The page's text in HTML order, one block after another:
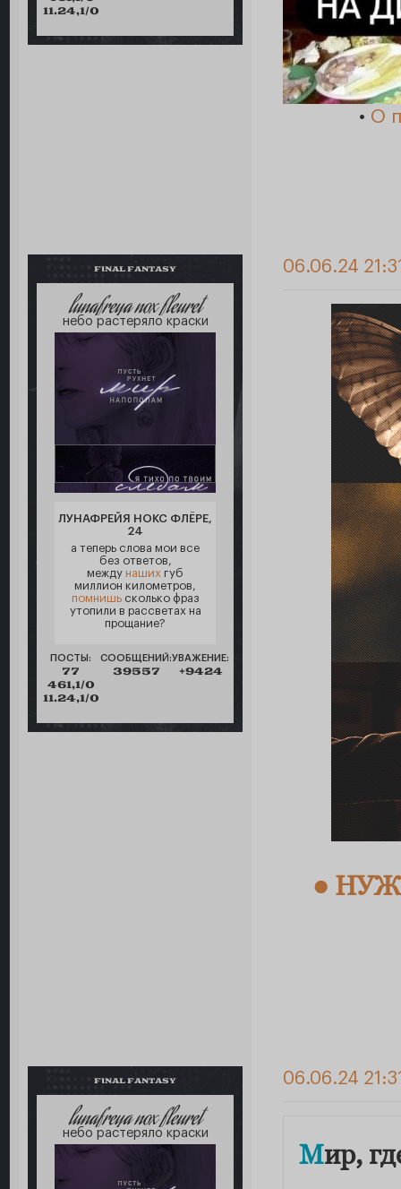
11.24,1/0
• О
FINAL FANTASY
lunafreya nox fleuret
небо растеряло краски
ЛУНАФРЕЙЯ НОКС ФЛЁРЕ,
24
а теперь слова мои все
без ответов,
между наших губ
миллион километров,
помнишьсколько фраз
утопили в рассветах на
прощание?
ПОСТЫ:
77
461,1/0
11.24,1/0
СООБЩЕНИЙ:
39557
УВАЖЕНИЕ:
+9424
06.06.24
●
FINAL FANTASY
lunafreya nox fleuret
небо растеряло краски
06.06.24
Мир,